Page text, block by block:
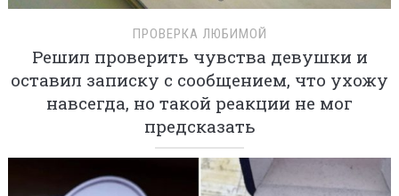
ПРОВЕРКА ЛЮБИМОЙ
Решил проверить чувства девушки и
оставил записку с сообщением, что ухожу
навсегда, но такой реакции не мог
предсказать